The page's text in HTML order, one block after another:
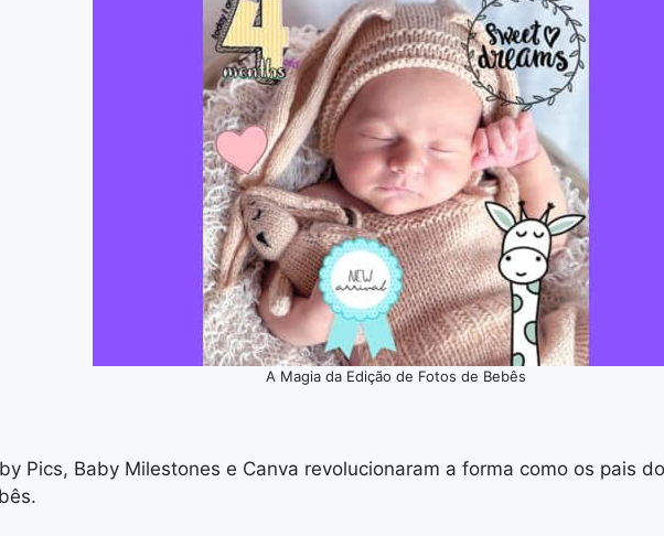
A Magia da Edição de Fotos de Bebês
Pics, Baby Milestones e Canva revolucionaram a forma como os pais